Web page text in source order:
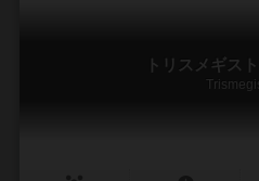
トリスメギス